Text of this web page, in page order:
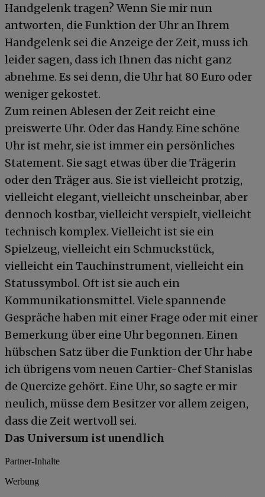
Handgelenk tragen? Wenn Sie mir nun
antworten, die Funktion der Uhr an Ihrem
Handgelenk sei die Anzeige der Zeit, muss ich
leider sagen, dass ich Ihnen das nicht ganz
abnehme. Es sei denn, die Uhr hat 80 Euro oder
weniger gekostet.
Zum reinen Ablesen der Zeit reicht eine
preiswerte Uhr. Oder das Handy. Eine schöne
Uhr ist mehr, sie ist immer ein persönliches
Statement. Sie sagt etwas über die Trägerin
oder den Träger aus. Sie ist vielleicht protzig,
vielleicht elegant, vielleicht unscheinbar, aber
dennoch kostbar, vielleicht verspielt, vielleicht
technisch komplex. Vielleicht ist sie ein
Spielzeug, vielleicht ein Schmuckstück,
vielleicht ein Tauchinstrument, vielleicht ein
Statussymbol. Oft ist sie auch ein
Kommunikationsmittel. Viele spannende
Gespräche haben mit einer Frage oder mit einer
Bemerkung über eine Uhr begonnen. Einen
hübschen Satz über die Funktion der Uhr habe
ich übrigens vom neuen Cartier-Chef Stanislas
de Quercize gehört. Eine Uhr, so sagte er mir
neulich, müsse dem Besitzer vor allem zeigen,
dass die Zeit wertvoll sei.
Das Universum ist unendlich
Partner-Inhalte
Werbung